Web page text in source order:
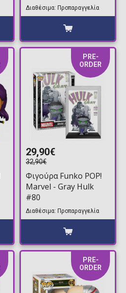
Διαθέσιμα: Προπαραγγελία
PRE-
ORDER
29,90€
32,90€
Φιγούρα Funko POP!
Marvel - Gray Hulk
#80
Διαθέσιμα: Προπαραγγελία
PRE-
ORDER